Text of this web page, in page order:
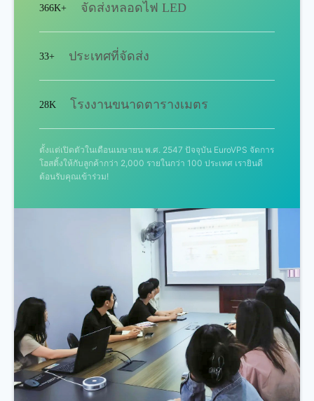
366K+ จัดส่งหลอดไฟ LED
33+ ประเทศที่จัดส่ง
28K โรงงานขนาดตารางเมตร
ตั้งแต่เปิดตัวในเดือนเมษายน พ.ศ. 2547 ปัจจุบัน EuroVPS จัดการ
โฮสติ้งให้กับลูกค้ากว่า 2,000 รายในกว่า 100 ประเทศ เรายินดี
ต้อนรับคุณเข้าร่วม!